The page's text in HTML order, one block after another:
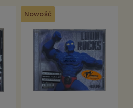
Nowość